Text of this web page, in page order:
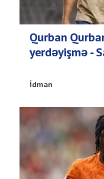
Qurban
yerdəyişmə -
İdman